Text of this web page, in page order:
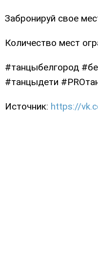
Забронируй свое
Количество мест
#танцыбелгород
#танцыдети
Источник: https://